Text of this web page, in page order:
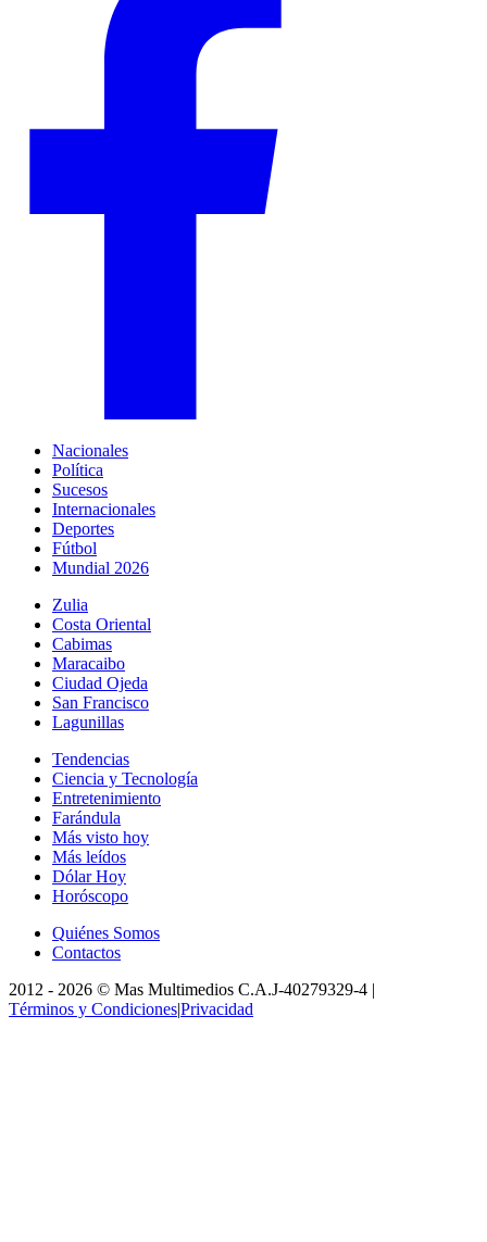
Nacionales
Política
Sucesos
Internacionales
Deportes
Fútbol
Mundial 2026
Zulia
Costa Oriental
Cabimas
Maracaibo
Ciudad Ojeda
San Francisco
Lagunillas
Tendencias
Ciencia y Tecnología
Entretenimiento
Farándula
Más visto hoy
Más leídos
Dólar Hoy
Horóscopo
Quiénes Somos
Contactos
2012 - 2026 © Mas Multimedios C.A.J-40279329-4 |
Términos y Condiciones|Privacidad